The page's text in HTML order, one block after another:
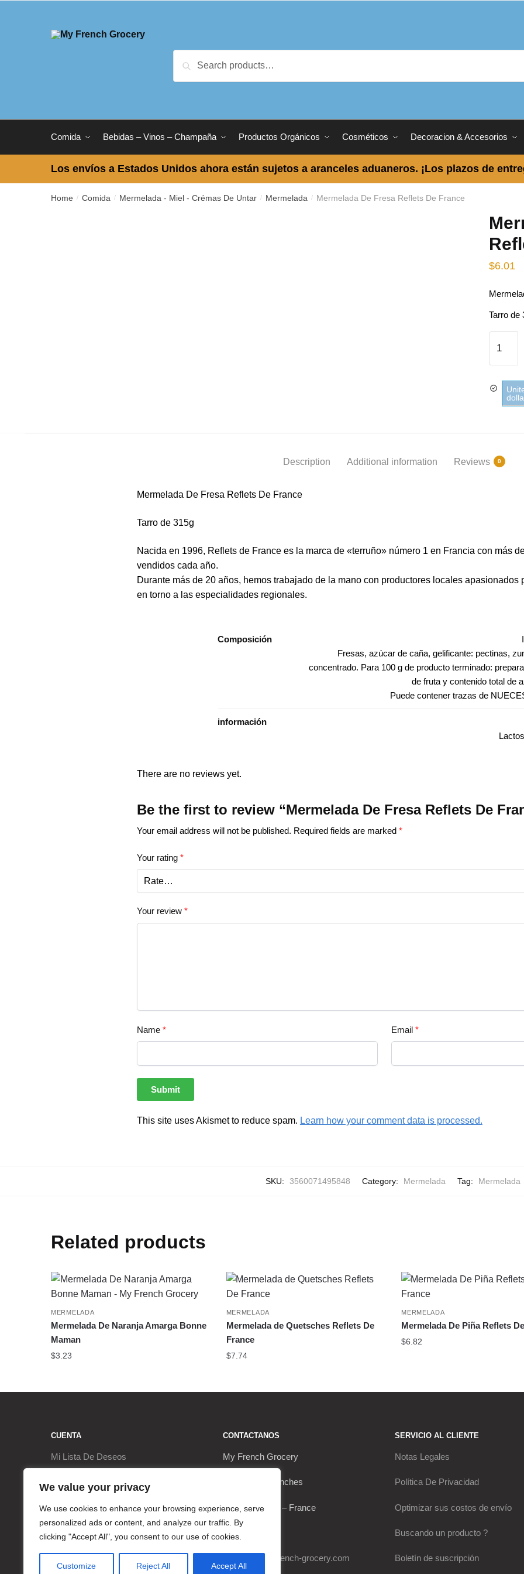
We value your privacy
We use cookies to enhance your browsing experience, serve
personalized ads or content, and analyze our traffic. By
clicking "Accept All", you consent to our use of cookies.
Customize Reject All Accept All
Search
Comida Bebidas – Vinos – Champaña Productos Orgánicos Cosméticos Decoracion & Accesorios
Los envíos a Estados Unidos ahora están sujetos a aranceles aduaneros. ¡Los plazos de
Home / Comida / Mermelada - Miel - Crémas De Untar / Mermelada / Mermelada De Fresa Reflets De France
$6.01
Tarro de
De
Reflets
France
quantity
Description Additional information Reviews 0
Mermelada De Fresa Reflets De France
Tarro de 315g
Nacida en 1996, Reflets de France es la marca de «terruño» número 1 en Francia con más
vendidos cada año.
Durante más de 20 años, hemos trabajado de la mano con productores locales apasionados
en torno a las especialidades regionales.
Composición
Fresas, azúcar de caña, gelificante: pectinas,
concentrado. Para 100 g de producto terminado:
de fruta y contenido total de
Puede contener trazas de
información
There are no reviews yet.
Be the first to review “Mermelada De Fresa Reflets De
Your email address will not be published. Required fields are marked *
Your rating *
Your review *
Name * Email*
This site uses Akismet to reduce spam. Learn how your comment data is processed.
SKU: 3560071495848 Category: Mermelada Tag: Mermelada
Related products
MERMELADA
Mermelada De Naranja Amarga Bonne
Maman
$3.23
MERMELADA
Mermelada de Quetsches Reflets De
France
$7.74
MERMELADA
Mermelada De Piña Reflets
$6.82
CUENTA
Mi Lista De Deseos
Ir a la Caja
Mi Cuenta
Carrito
CONTACTANOS
My French Grocery
9, Rue des Franches
17290 Le Thou – France
+33620630649
contact@my-french-grocery.com
SERVICIO AL CLIENTE
Notas Legales
Política De Privacidad
Optimizar sus costos de envío
Buscando un producto ?
Boletín de suscripción